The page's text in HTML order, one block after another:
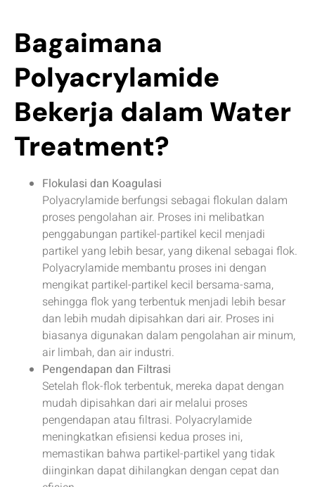
Bagaimana
Polyacrylamide
Bekerja dalam Water
Treatment?
Flokulasi dan Koagulasi
Polyacrylamide berfungsi sebagai flokulan dalam
proses pengolahan air. Proses ini melibatkan
penggabungan partikel-partikel kecil menjadi
partikel yang lebih besar, yang dikenal sebagai flok.
Polyacrylamide membantu proses ini dengan
mengikat partikel-partikel kecil bersama-sama,
sehingga flok yang terbentuk menjadi lebih besar
dan lebih mudah dipisahkan dari air. Proses ini
biasanya digunakan dalam pengolahan air minum,
air limbah, dan air industri.
Pengendapan dan Filtrasi
Setelah flok-flok terbentuk, mereka dapat dengan
mudah dipisahkan dari air melalui proses
pengendapan atau filtrasi. Polyacrylamide
meningkatkan efisiensi kedua proses ini,
memastikan bahwa partikel-partikel yang tidak
diinginkan dapat dihilangkan dengan cepat dan